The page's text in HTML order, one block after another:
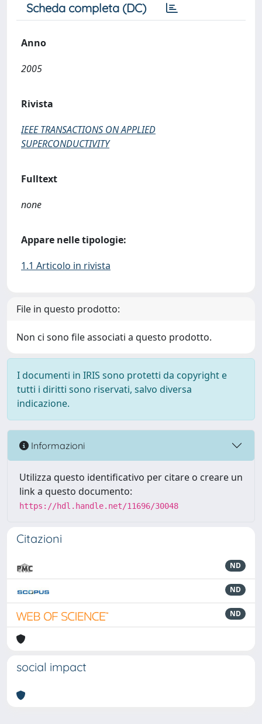
Scheda completa (DC)
Anno
2005
Rivista
IEEE TRANSACTIONS ON APPLIED
SUPERCONDUCTIVITY
Fulltext
none
Appare nelle tipologie:
1.1 Articolo in rivista
File in questo prodotto:
Non ci sono file associati a questo prodotto.
I documenti in IRIS sono protetti da copyright e
tutti i diritti sono riservati, salvo diversa
indicazione.
Informazioni
Utilizza questo identificativo per citare o creare un
link a questo documento:
https://hdl.handle.net/11696/30048
Citazioni
ND
ND
ND
social impact